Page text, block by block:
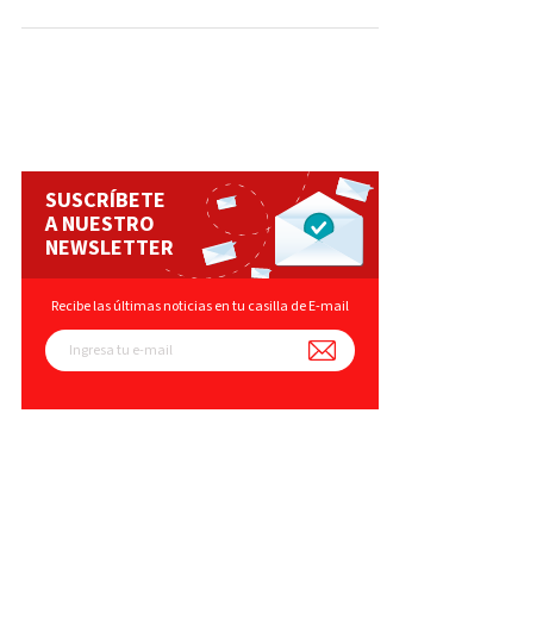
SUSCRÍBETE
A NUESTRO
NEWSLETTER
Recibe las últimas noticias en tu casilla de E-mail